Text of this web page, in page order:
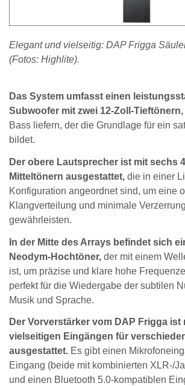
Elegant und vielseitig: DAP Frigga
(Fotos: Highlite).
Das System umfasst einen
Subwoofer mit zwei 12-Zoll-Tieftönern,
Bass liefern, der die Grundlage für ein
bildet.
Der obere Lautsprecher ist mit sechs
Mitteltönern ausgestattet, die in einer
Konfiguration angeordnet sind, um eine
Klangverteilung und minimale
gewährleisten.
In der Mitte des Arrays befindet sich
Neodym-Hochtöner, der mit einem
ist, um präzise und klare hohe
perfekt für die Wiedergabe der subtilen
Musik und Sprache.
Der Vorverstärker vom DAP Frigga ist
vielseitigen Eingängen für
ausgestattet. Es gibt einen
Eingang (beide mit kombinierten XLR-/
und einen Bluetooth 5.0-kompatiblen